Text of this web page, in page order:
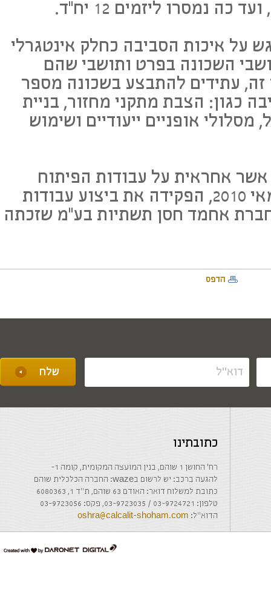
נמסרו ליזמים 12 יח"ד.
על איכות הסביבה כחלק אינטגרלי
השכונה בפרט ותושבי שהם
זה, עתידים להתבצע בשכונה מספר
כגון: הצבת מתקני מחזור, בניית
מסלולי אופניים ייעודיים ושימוש
אחראית על עבודות הפיתוח
בשכונה שהחלו בחודש מאי 2010, הפקידה את ביצוע עבודות
אחמד חסן תשתיות בע"מ שזכתה
הדפס
כתובתינו
רח' החושן 1 שוהם, בנין המועצה המקומית, קומה 1-
להגעה ברכב: יש לרשום בwaze: החברה הכלכלית שוהם
כתובת למשלוח דואר: האודם 63 שוהם, ת"ד 1, 6080363
טלפון: 03-9724721 / 03-9723035, פקס: 03-9723056
הדוא"ל: oshra@calcalit-shoham.com
דיגיטל